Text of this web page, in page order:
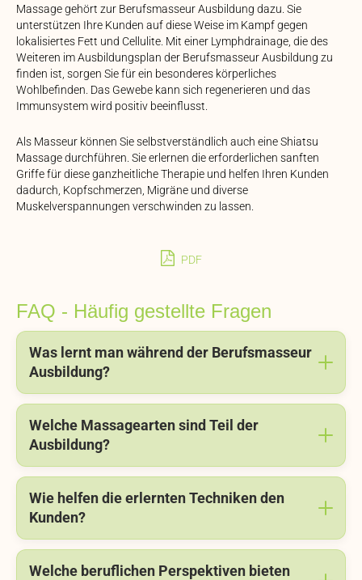
Massage gehört zur Berufsmasseur Ausbildung dazu. Sie
unterstützen Ihre Kunden auf diese Weise im Kampf gegen
lokalisiertes Fett und Cellulite. Mit einer Lymphdrainage, die des
Weiteren im Ausbildungsplan der Berufsmasseur Ausbildung zu
finden ist, sorgen Sie für ein besonderes körperliches
Wohlbefinden. Das Gewebe kann sich regenerieren und das
Immunsystem wird positiv beeinflusst.
Als Masseur können Sie selbstverständlich auch eine Shiatsu
Massage durchführen. Sie erlernen die erforderlichen sanften
Griffe für diese ganzheitliche Therapie und helfen Ihren Kunden
dadurch, Kopfschmerzen, Migräne und diverse
Muskelverspannungen verschwinden zu lassen.
PDF
FAQ - Häufig gestellte Fragen
Was lernt man während der Berufsmasseur
Ausbildung?
Welche Massagearten sind Teil der
Ausbildung?
Wie helfen die erlernten Techniken den
Kunden?
Welche beruflichen Perspektiven bieten